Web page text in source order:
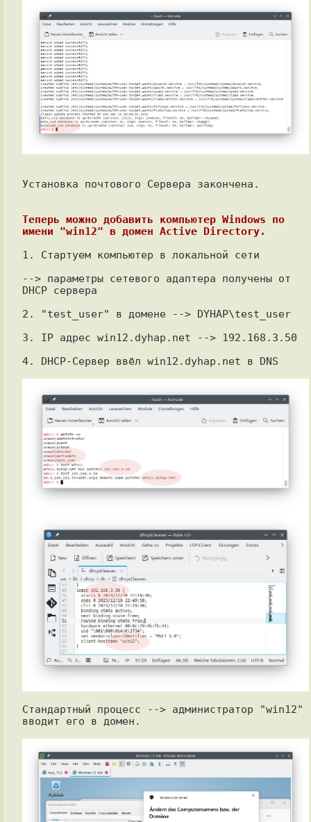
Установка почтового Сервера закончена.
Теперь можно добавить компьютер Windows по
имени "win12" в домен Active Directory.
1. Стартуем компьютер в локальной сети
--> параметры сетевого адаптера получены от
DHCP сервера
2. "test_user" в домене --> DYHAP\test_user
3. IP адрес win12.dyhap.net --> 192.168.3.50
4. DHCP-Сервер ввёл win12.dyhap.net в DNS
Стандартный процесс --> администратор "win12"
вводит его в домен.